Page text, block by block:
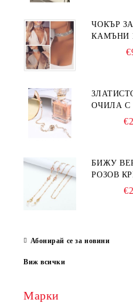
ЧОКЪР
КАМЪНИ
ОЧИЛА С
БИЖУ
РОЗОВ
Абонирай се за новини
Виж всички
Марки